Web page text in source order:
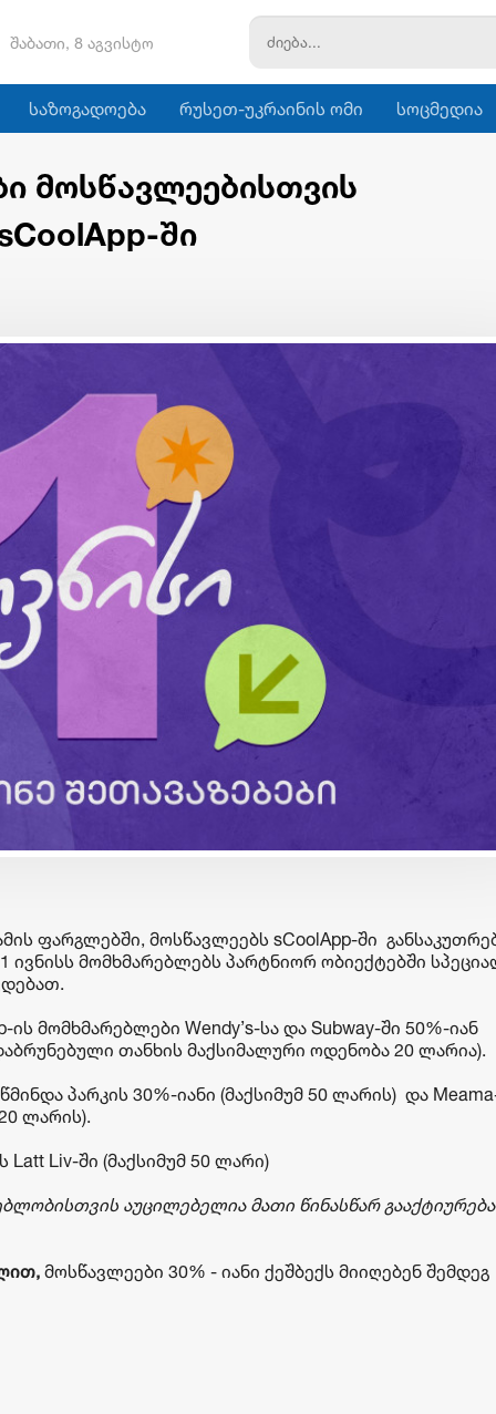
შაბათი, 8 აგვისტო
საზოგადოება რუსეთ-უკრაინის ომი სოცმედია
მოსწავლეებისთვის
ში
ფარგლებში, მოსწავლეებს sCoolApp-ში
ივნისს მომხმარებლებს პარტნიორ ობიექტებში
ის მომხმარებლები Wendy’s-სა და Subway-ში 50%-იან
თანხის მაქსიმალური ოდენობა 20 ლარია).
პარკის 30%-იანი (მაქსიმუმ 50 ლარის) და
ლარის).
Latt Liv-ში (მაქსიმუმ 50 ლარი)
აუცილებელია მათი წინასწარ გააქტიურება
მოსწავლეები 30% - იანი ქეშბექს მიიღებენ შემდეგ
ბიზნესი & ეკონომიკა
Wine Square X Lunatic
ერთმანეთის
ბიზნესის ჯაჭვი
მობილბანკის
შესაძლებლობები